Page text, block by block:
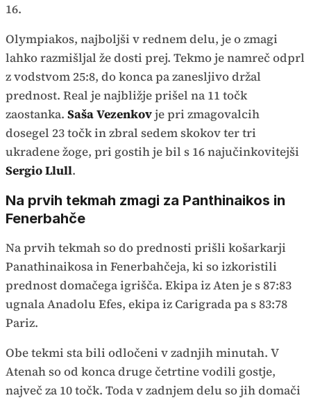
16.
Olympiakos, najboljši v rednem delu, je o zmagi
lahko razmišljal že dosti prej. Tekmo je namreč odprl
z vodstvom 25:8, do konca pa zanesljivo držal
prednost. Real je najbližje prišel na 11 točk
zaostanka. Saša Vezenkovje pri zmagovalcih
dosegel 23 točk in zbral sedem skokov ter tri
ukradene žoge, pri gostih je bil s 16 najučinkovitejši
Sergio Llull.
Na prvih tekmah zmagi za Panthinaikos in
Fenerbahče
Na prvih tekmah so do prednosti prišli košarkarji
Panathinaikosa in Fenerbahčeja, ki so izkoristili
prednost domačega igrišča. Ekipa iz Aten je s 87:83
ugnala Anadolu Efes, ekipa iz Carigrada pa s 83:78
Pariz.
Obe tekmi sta bili odločeni v zadnjih minutah. V
Atenah so od konca druge četrtine vodili gostje,
največ za 10 točk. Toda v zadnjem delu so jih domači